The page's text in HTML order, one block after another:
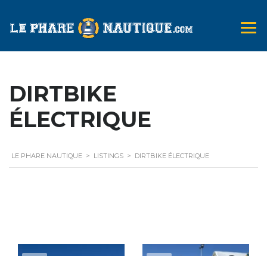
DIRTBIKE
ÉLECTRIQUE
LE PHARE NAUTIQUE > LISTINGS > DIRTBIKE ÉLECTRIQUE